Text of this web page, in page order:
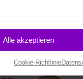
Alle akzeptieren
Cookie-Richtlinie